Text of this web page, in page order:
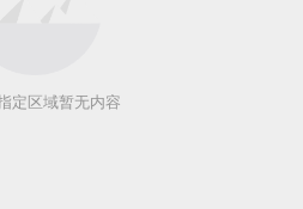
定区域暂无内容